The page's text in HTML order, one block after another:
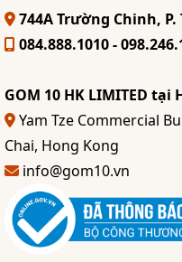
744A Trường Chinh,
084.888.1010 -
GOM 10 HK LIMITED tại
Yam Tze Commercial
Chai, Hong Kong
info@gom10.vn